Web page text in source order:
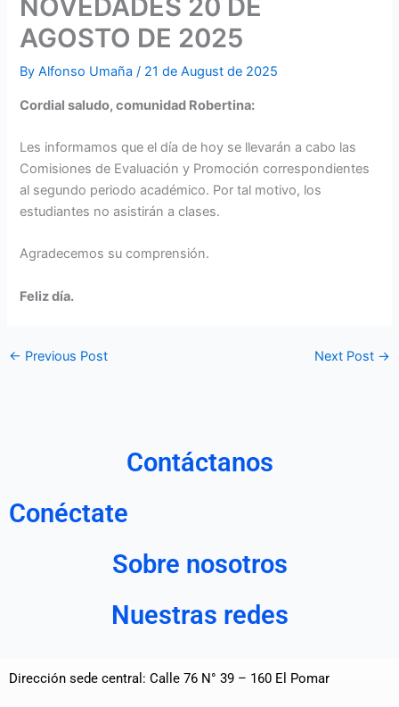
NOVEDADES 20 DE
AGOSTO DE 2025
ByAlfonso Umaña/ 21 de August de 2025
Cordial saludo, comunidad Robertina:
Les informamos que el día de hoy se llevarán a cabo las
Comisiones de Evaluación y Promoción correspondientes
al segundo periodo académico. Por tal motivo, los
estudiantes no asistirán a clases.
Agradecemos su comprensión.
Feliz día.
← Previous Post Next Post →
Contáctanos
Conéctate
Sobre nosotros
Nuestras redes
Dirección sede central: Calle 76 N° 39 – 160 El Pomar